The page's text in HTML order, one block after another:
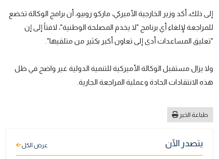
إلى ذلك، أكد وزير الخارجية الأميركي، ماركو روبيو، أن برامج الوكالة تخضع
للمراجعة لإلغاء أي برنامج "لا يخدم المصلحة الوطنية"، لافتاً إلى إن
"تعليق المساعدات أدى إلى تعاون أكبر بكثير من متلقيها".
ولا يزال مستقبل الوكالة الأميركية للتنمية الدولية غير واضح في ظل
هذه الانتقادات الحادة وعملية المراجعة الجارية.
طباعة الخبر
يتصدر الآن عرض الكل